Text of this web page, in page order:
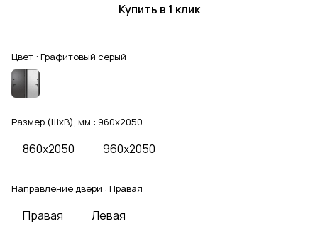
Купить в 1 клик
Цвет : Графитовый серый
Размер (ШхВ), мм : 960x2050
860x2050 960x2050
Направление двери : Правая
Правая Левая